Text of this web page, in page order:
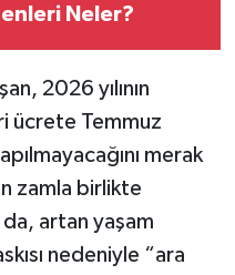
Neler?
2026 yılının
ücrete Temmuz
merak
zamla birlikte
artan yaşam
nedeniyle “ara